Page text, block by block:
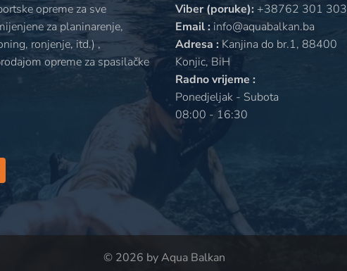
opreme za sve
za planinarenje,
ronjenje, itd.) ,
opreme za spasilačke
Viber (poruke): +38762 301 303
Email : info@aquabalkan.ba
Adresa : Kanjina do br.1, 88400
Konjic, BiH
Radno vrijeme :
Ponedjeljak - Subota
08:00 - 16:30
© 2026 by Aqua Balkan